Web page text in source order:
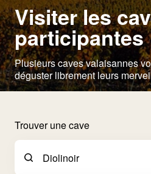
Visiter les
participantes
Plusieurs caves valaisannes
déguster librement leurs
Trouver une cave